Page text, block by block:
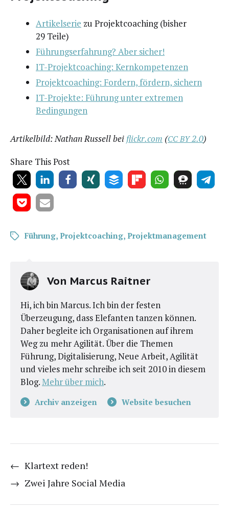
Arti­kel­se­rie zu Pro­jekt­coa­ching (bis­her
29 Teile)
Füh­rungs­er­fah­rung? Aber sicher!
IT-Pro­jekt­coa­ching: Kernkompetenzen
Pro­jekt­coa­ching: For­dern, för­dern, sichern
IT-Pro­jek­te: Füh­rung unter extre­men
Bedingungen
Arti­kel­bild: Nathan Rus­sell bei flickr.com (CC BY2.0)
Share This Post
Führung, Projektcoaching, Projektmanagement
Von Marcus Raitner
Hi, ich bin Marcus. Ich bin der festen
Überzeugung, dass Elefanten tanzen können.
Daher begleite ich Organisationen auf ihrem
Weg zu mehr Agilität. Über die Themen
Führung, Digitalisierung, Neue Arbeit, Agilität
und vieles mehr schreibe ich seit 2010 in diesem
Blog.Mehr über mich.
Archiv anzeigen Website besuchen
← Klartext reden!
→ Zwei Jahre Social Media